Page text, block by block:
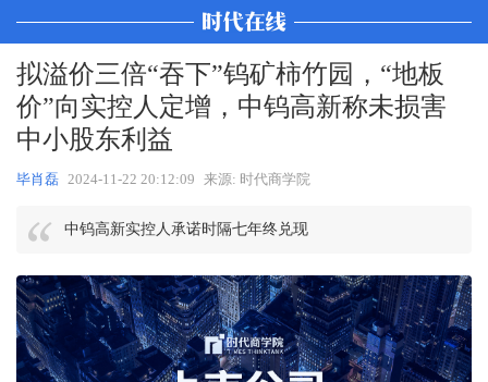
拟溢价三倍“吞下”钨矿柿竹园，“地板
价”向实控人定增，中钨高新称未损害
中小股东利益
毕肖磊 2024-11-22 20:12:09 来源: 时代商学院
中钨高新实控人承诺时隔七年终兑现